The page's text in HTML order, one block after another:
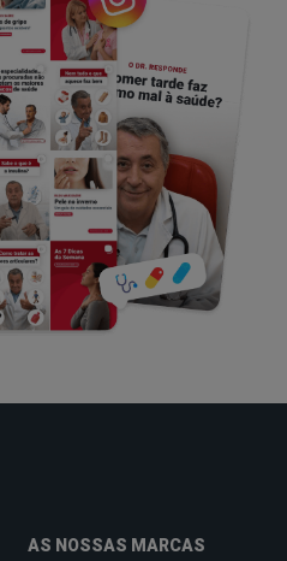
AS NOSSAS MARCAS